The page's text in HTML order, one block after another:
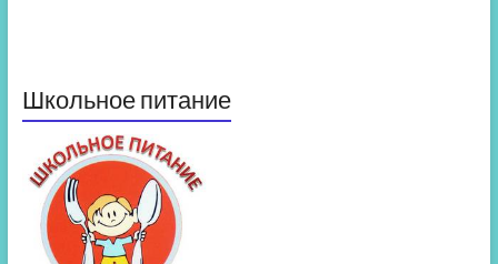
Школьное питание